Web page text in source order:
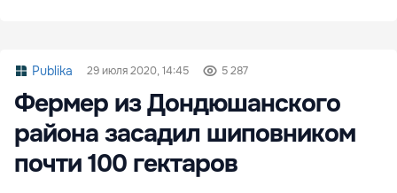
Publika 29 июля 2020, 14:45 5 287
Фермер из Дондюшанского
района засадил шиповником
почти 100 гектаров